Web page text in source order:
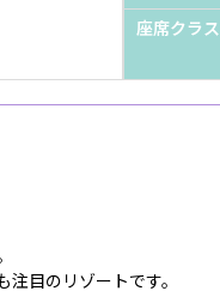
座席クラス
目のリゾートです。